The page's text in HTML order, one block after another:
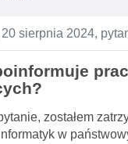
20 sierpnia 2024,
zostałem
w